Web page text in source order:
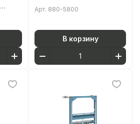
Арт. 880-5800
В корзину